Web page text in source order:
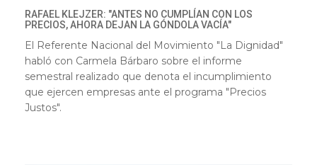
RAFAEL KLEJZER: "ANTES NO CUMPLÍAN CON LOS
PRECIOS, AHORA DEJAN LA GÓNDOLA VACÍA"
El Referente Nacional del Movimiento "La Dignidad"
habló con Carmela Bárbaro sobre el informe
semestral realizado que denota el incumplimiento
que ejercen empresas ante el programa "Precios
Justos".